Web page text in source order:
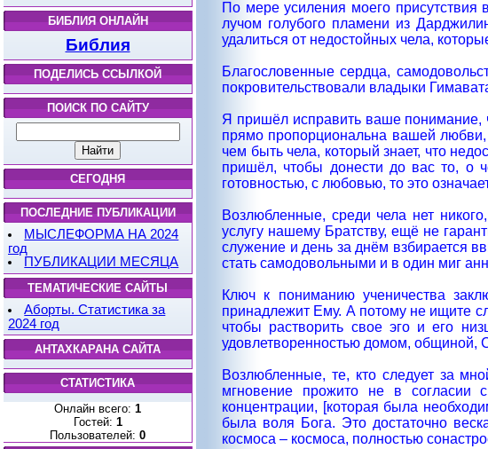
БИБЛИЯ ОНЛАЙН
Библия
ПОДЕЛИСЬ ССЫЛКОЙ
ПОИСК ПО САЙТУ
СЕГОДНЯ
ПОСЛЕДНИЕ ПУБЛИКАЦИИ
МЫСЛЕФОРМА НА 2024
год
ПУБЛИКАЦИИ МЕСЯЦА
ТЕМАТИЧЕСКИЕ САЙТЫ
Аборты. Статистика за
2024 год
АНТАХКАРАНА САЙТА
СТАТИСТИКА
Онлайн всего: 1
Гостей: 1
Пользователей: 0
По мере усиления моего
лучом голубого пламени из
удалиться от недостойных чела,
Благословенные сердца,
покровительствовали владыки
Я пришёл исправить ваше понимание,
прямо пропорциональна вашей любви,
чем быть чела, который знает, что
пришёл, чтобы донести до вас то, о
готовностью, с любовью, то это
Возлюбленные, среди чела нет
услугу нашему Братству, ещё не
служение и день за днём взбирается
стать самодовольными и в один миг
Ключ к пониманию ученичества
принадлежит Ему. А потому не ищите
чтобы растворить свое эго и его
удовлетворенностью домом, общиной,
Возлюбленные, те, кто следует за
мгновение прожито не в согласии
концентрации, [которая была
была воля Бога. Это достаточно
космоса – космоса, полностью